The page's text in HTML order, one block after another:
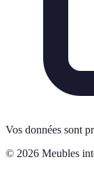
Vos données sont
© 2026 Meubles